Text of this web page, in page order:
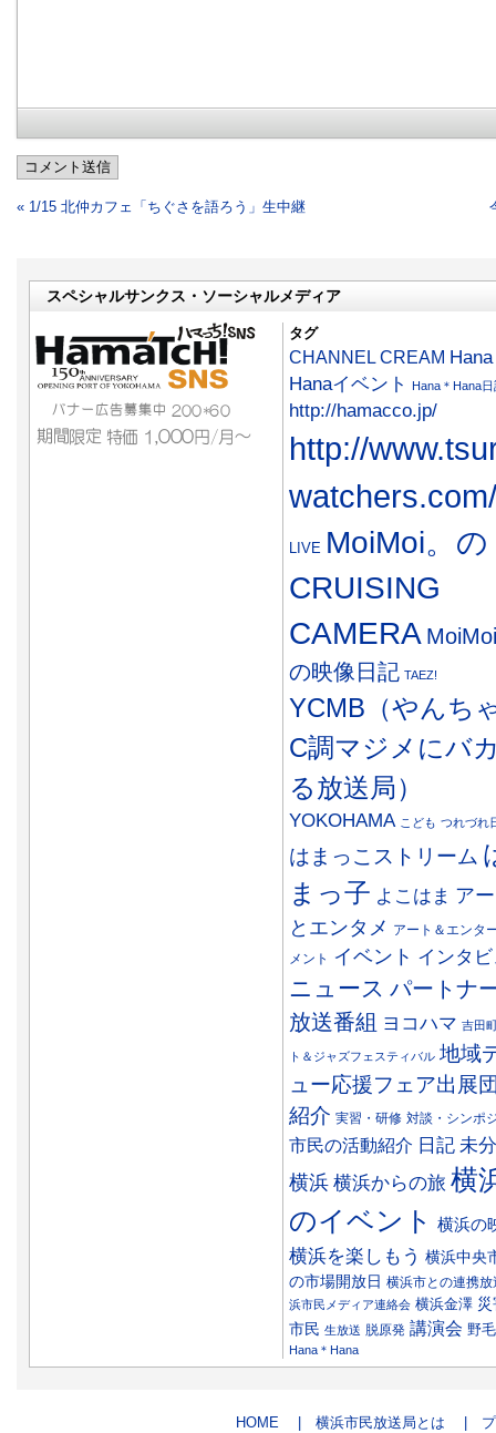
コメント送信
« 1/15 北仲カフェ「ちぐさを語ろう」生中継
スペシャルサンクス・ソーシャルメディア
タグ
CHANNEL CREAM
Hanaイベント
Hana＊Hana日
http://hamacco.jp/
http://
watchers.com/
LIVE MoiMoi。の
CRUISING
CAMERA
の映像日記 TAEZ!
YCMB（やんち
C調マジメにバ
る放送局）
YOKOHAMA こども つれづれ
はまっこストリーム
まっ子 よこはま ア
とエンタメ アート＆エンタ
メント
イベント インタ
ニュース パートナ
放送番組 ヨコハマ 吉田
ト＆ジャズフェスティバル 地域
ュー応援フェア出展
紹介 実習・研修 対談・シンポ
市民の活動紹介 日記 未
横浜 横浜からの旅 横
のイベント
横浜の
横浜を楽しもう 横浜中央
の市場開放日 横浜市との連携放
浜市民メディア連絡会 横浜金澤
市民 生放送 脱原発 講演会 野毛
Hana＊Hana
HOME | 横浜市民放送局とは | プ